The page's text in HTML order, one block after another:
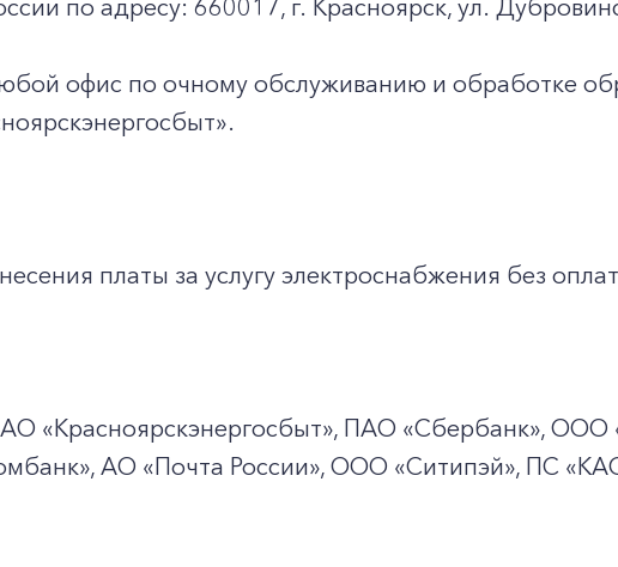
+7-800-700-24-57
Частным клиентам
по адресу: 660017, г. Красноярск, ул.
офис по очному обслуживанию и обработке
платы за услугу электроснабжения без
«Красноярскэнергосбыт», ПАО «Сбербанк», ООО
АО «Почта России», ООО «Ситипэй», ПС